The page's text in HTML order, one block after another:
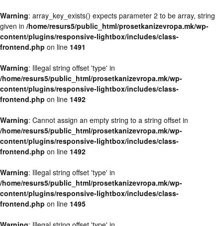
Warning: array_key_exists() expects parameter 2 to be array, string
given in /home/resurs5/public_html/prosetkanizevropa.mk/wp-
content/plugins/responsive-lightbox/includes/class-
frontend.php on line 1491
Warning: Illegal string offset 'type' in
/home/resurs5/public_html/prosetkanizevropa.mk/wp-
content/plugins/responsive-lightbox/includes/class-
frontend.php on line 1492
Warning: Cannot assign an empty string to a string offset in
/home/resurs5/public_html/prosetkanizevropa.mk/wp-
content/plugins/responsive-lightbox/includes/class-
frontend.php on line 1492
Warning: Illegal string offset 'type' in
/home/resurs5/public_html/prosetkanizevropa.mk/wp-
content/plugins/responsive-lightbox/includes/class-
frontend.php on line 1495